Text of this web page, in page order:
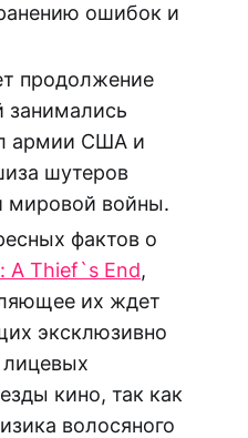
ошибок и
продолжение
занимались
армии США и
шутеров
мировой войны.
фактов о
A Thief`s End,
их ждет
эксклюзивно
кино, так как
волосяного